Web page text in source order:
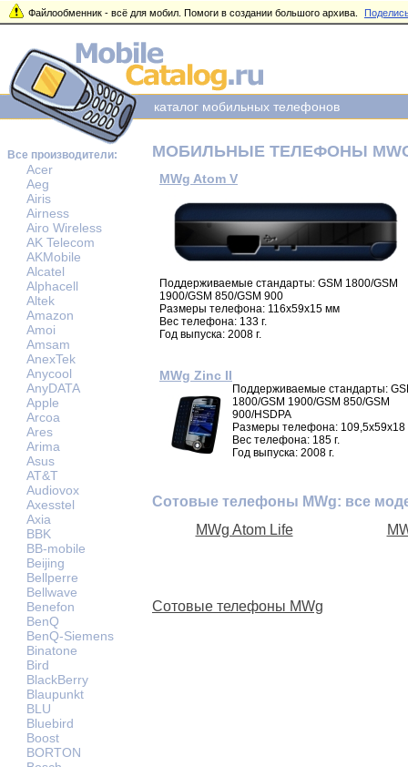
Файлообменник - всё для мобил. Помоги в создании большого архива.
Все производители:
Acer
Aeg
Airis
Airness
Airo Wireless
AK Telecom
AKMobile
Alcatel
Alphacell
Altek
Amazon
Amoi
Amsam
AnexTek
Anycool
AnyDATA
Apple
Arcoa
Ares
Arima
Asus
AT&T
Audiovox
Axesstel
Axia
BBK
BB-mobile
Beijing
Bellperre
Bellwave
Benefon
BenQ
BenQ-Siemens
Binatone
Bird
BlackBerry
Blaupunkt
BLU
Bluebird
Boost
BORTON
каталог мобильных телефонов
МОБИЛЬНЫЕ ТЕЛЕФОНЫ
MWg Atom V
Поддерживаемые стандарты: GSM 1800/GSM
1900/GSM 850/GSM 900
Размеры телефона: 116x59x15 мм
Вес телефона: 133 г.
Год выпуска: 2008 г.
MWg Zinc II
Поддерживаемые стандарты:
1800/GSM 1900/GSM 850/GSM
900/HSDPA
Размеры телефона:
Вес телефона: 185 г.
Год выпуска: 2008 г.
Сотовые телефоны MWg: все
MWg Atom Life
Сотовые телефоны MWg